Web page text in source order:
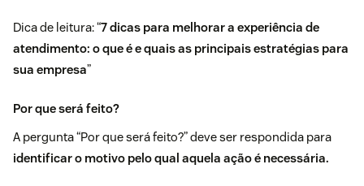
Dica de leitura: “7 dicas para melhorar a experiência de
atendimento: o que é e quais as principais estratégias para
sua empresa”
Por que será feito?
A pergunta “Por que será feito?” deve ser respondida para
identificar o motivo pelo qual aquela ação é necessária.